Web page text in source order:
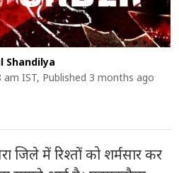
Shandilya
am IST, Published 3 months ago
जिले में रिश्तों को शर्मसार कर